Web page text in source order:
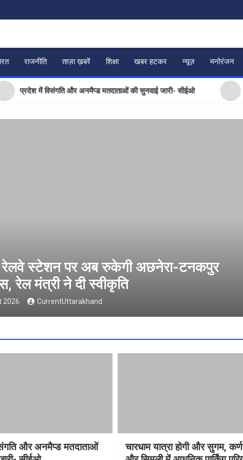
राजनीति ताज़ा ख़बरें शिक्षा खबर हटकर न्यूज़ मनोरंजन
प्रदेश में विसंगति और अनमैप्ड मतदाताओं की सुनवाई जारी- सीईओ
प्रदेश में विसंगति और अनमैप्ड
सीईओ
6 August 2026
और अनमैप्ड मतदाताओं
चारधाम यात्रा होगी और सुगम,